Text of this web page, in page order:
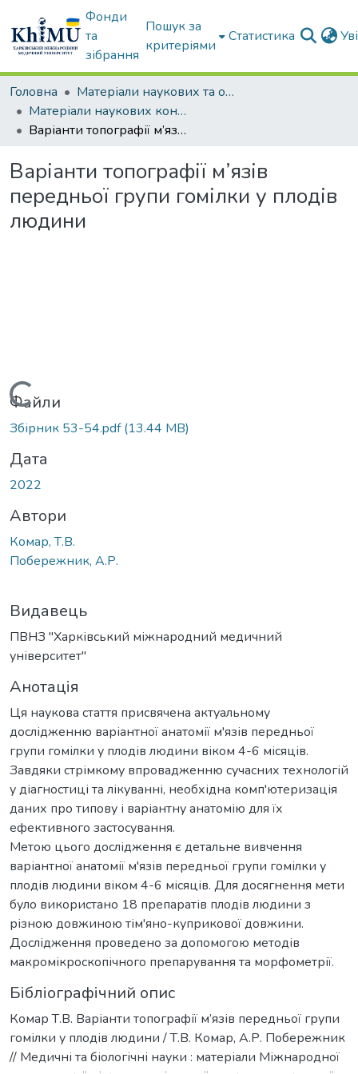
Фонди
та
зібрання
Пошук за
критеріями
Статистика
Головна
Матеріали наукових та освітніх заходів ХММУ
Матеріали наукових конференцій та форумів
Варіанти топографії м’язів передньої групи гомілки у плодів людини
Варіанти топографії м’язів
передньої групи гомілки у плодів
людини
Вантажиться...
Файли
Збірник 53-54.pdf(13.44 MB)
Дата
2022
Автори
Комар, Т.В.
Побережник, А.Р.
Видавець
ПВНЗ "Харківський міжнародний медичний
університет"
Анотація
Ця наукова стаття присвячена актуальному
дослідженню варіантної анатомії м'язів передньої
групи гомілки у плодів людини віком 4-6 місяців.
Завдяки стрімкому впровадженню сучасних технологій
у діагностиці та лікуванні, необхідна комп'ютеризація
даних про типову і варіантну анатомію для їх
ефективного застосування.
Метою цього дослідження є детальне вивчення
варіантної анатомії м'язів передньої групи гомілки у
плодів людини віком 4-6 місяців. Для досягнення мети
було використано 18 препаратів плодів людини з
різною довжиною тім'яно-куприкової довжини.
Дослідження проведено за допомогою методів
макромікроскопічного препарування та морфометрії.
Бібліографічний опис
Комар Т.В. Варіанти топографії м’язів передньої групи
гомілки у плодів людини / Т.В. Комар, А.Р. Побережник
// Медичні та біологічні науки : матеріали Міжнародної